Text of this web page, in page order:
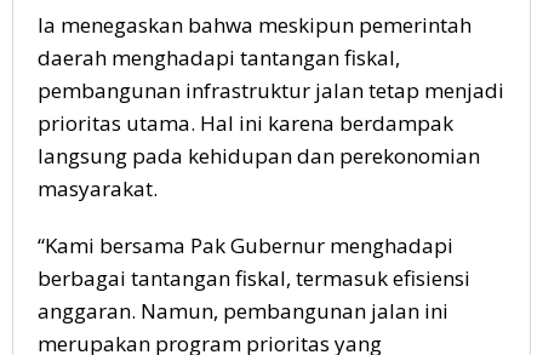
Ia menegaskan bahwa meskipun pemerintah
daerah menghadapi tantangan fiskal,
pembangunan infrastruktur jalan tetap menjadi
prioritas utama. Hal ini karena berdampak
langsung pada kehidupan dan perekonomian
masyarakat.
“Kami bersama Pak Gubernur menghadapi
berbagai tantangan fiskal, termasuk efisiensi
anggaran. Namun, pembangunan jalan ini
merupakan program prioritas yang